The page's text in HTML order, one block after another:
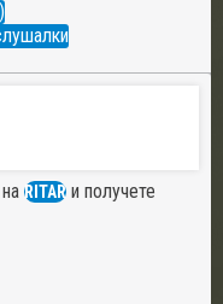
RITAR и получете